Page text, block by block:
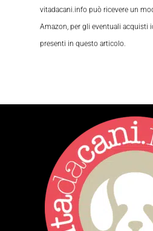
vitadacani.info può ricevere un
Amazon, per gli eventuali acquisti
presenti in questo articolo.